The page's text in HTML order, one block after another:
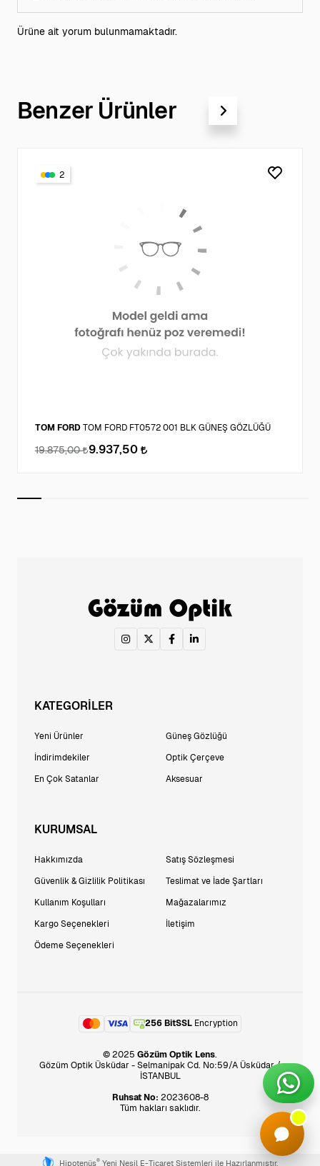
Ürüne ait yorum bulunmamaktadır.
Benzer Ürünler
2
TOM FORD TOM FORD FT0572 001 BLK GÜNEŞ GÖZLÜĞÜ
19.875,00 9.937,50
KATEGORİLER
Yeni Ürünler
İndirimdekiler
En Çok Satanlar
Güneş Gözlüğü
Optik Çerçeve
Aksesuar
KURUMSAL
Hakkımızda
Güvenlik & Gizlilik Politikası
Kullanım Koşulları
Kargo Seçenekleri
Ödeme Seçenekleri
Satış Sözleşmesi
Teslimat ve İade Şartları
Mağazalarımız
İletişim
256 BitSSL Encryption
© 2025 Gözüm Optik Lens.
Gözüm Optik Üsküdar - Selmanipak Cd. No:59/A Üsküdar /
İSTANBUL
Ruhsat No: 2023608-8
Tüm hakları saklıdır.
Hipotenüs®Yeni Nesil E-Ticaret Sistemleri ile Hazırlanmıştır.